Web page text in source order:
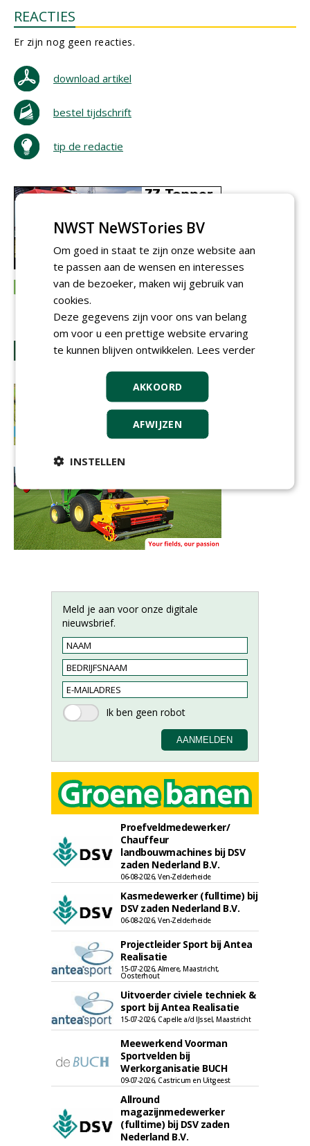
REACTIES
Er zijn nog geen reacties.
download artikel
bestel tijdschrift
tip de redactie
Meld je aan voor onze digitale
nieuwsbrief.
Proefveldmedewerker/
Chauffeur
landbouwmachines bij DSV
zaden Nederland B.V.
06-08-2026, Ven-Zelderheide
Kasmedewerker (fulltime) bij
DSV zaden Nederland B.V.
06-08-2026, Ven-Zelderheide
Projectleider Sport bij Antea
Realisatie
15-07-2026, Almere, Maastricht,
Oosterhout
Uitvoerder civiele techniek &
sport bij Antea Realisatie
15-07-2026, Capelle a/d IJssel, Maastricht
Meewerkend Voorman
Sportvelden bij
Werkorganisatie BUCH
09-07-2026, Castricum en Uitgeest
Allround
magazijnmedewerker
(fulltime) bij DSV zaden
Nederland B.V.
NWST NeWSTories BV
Om goed in staat te zijn onze website aan
te passen aan de wensen en interesses
van de bezoeker, maken wij gebruik van
cookies.
Deze gegevens zijn voor ons van belang
om voor u een prettige website ervaring
te kunnen blijven ontwikkelen. Lees verder
AKKOORD
AFWIJZEN
INSTELLEN